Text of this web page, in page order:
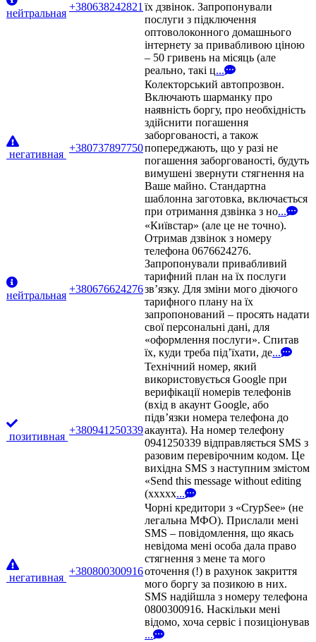
нейтральная
+380638242821 їх дзвінок. Запропонували
послуги з підключення
оптоволоконного домашнього
інтернету за привабливою ціною
– 50 гривень на місяць (але
реально, такі ц...
негативная
+380737897750
Колекторський автопрозвон.
Включають шарманку про
наявність боргу, про необхідність
здійснити погашення
заборгованості, а також
попереджають, що у разі не
погашення заборгованості, будуть
вимушені звернути стягнення на
Ваше майно. Стандартна
шаблонна заготовка, включається
при отримання дзвінка з но...
нейтральная
+380676624276
«Київстар» (але це не точно).
Отримав дзвінок з номеру
телефона 0676624276.
Запропонували привабливий
тарифний план на їх послуги
зв’язку. Для зміни мого діючого
тарифного плану на їх
запропонований – просять надати
свої персональні дані, для
«оформлення послуги». Спитав
їх, куди треба під’їхати, де...
позитивная
+380941250339
Технічний номер, який
використовується Google при
верифікації номерів телефонів
(вхід в акаунт Google, або
підв’язки номера телефона до
акаунта). На номер телефону
0941250339 відправляється SMS з
разовим перевірочним кодом. Це
вихідна SMS з наступним змістом
«Send this message without editing
(xxxxx...
негативная
+380800300916
Чорні кредитори з «CrypSee» (не
легальна МФО). Прислали мені
SMS – повідомлення, що якась
невідома мені особа дала право
стягнення з мене та мого
оточення (!) в рахунок закриття
мого боргу за позикою в них.
SMS надійшла з номеру телефона
0800300916. Наскільки мені
відомо, хоча сервіс і позиціонував
...